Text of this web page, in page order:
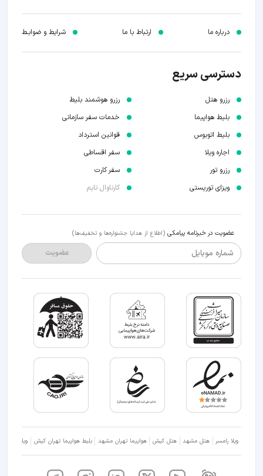
درباره ما ارتباط با ما شرایط و ضوابـط
دسترسی سریع
رزرو هتل
بلیط هواپیما
بلیط اتوبوس
اجاره ویلا
رزرو تور
ویزای توریستی
رزرو هوشمند بلیط
خدمات سفر سازمانی
قوانین استرداد
سفر اقساطی
سفر کارت
کارناوال تایم
عضویت در خبرنامه پیامکی (اطلاع از هدایا جشنواره‌ها و تخفیف‌ها)
شماره موبایل عضویت
ویلا رامسر هتل مشهد هتل کیش هواپیما تهران مشهد بلیط هواپیما تهران کیش ویلا شمال